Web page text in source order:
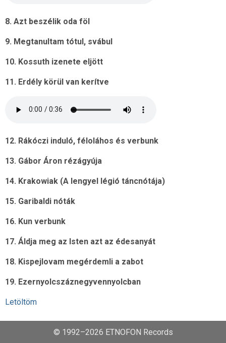
8. Azt beszélik oda föl
9. Megtanultam tótul, svábul
10. Kossuth izenete eljött
11. Erdély körül van kerítve
12. Rákóczi induló, féloláhos és verbunk
13. Gábor Áron rézágyúja
14. Krakowiak (A lengyel légió táncnótája)
15. Garibaldi nóták
16. Kun verbunk
17. Áldja meg az Isten azt az édesanyát
18. Kispejlovam megérdemli a zabot
19. Ezernyolcszáznegyvennyolcban
Letöltöm
© 1992–2026 ETNOFON Records